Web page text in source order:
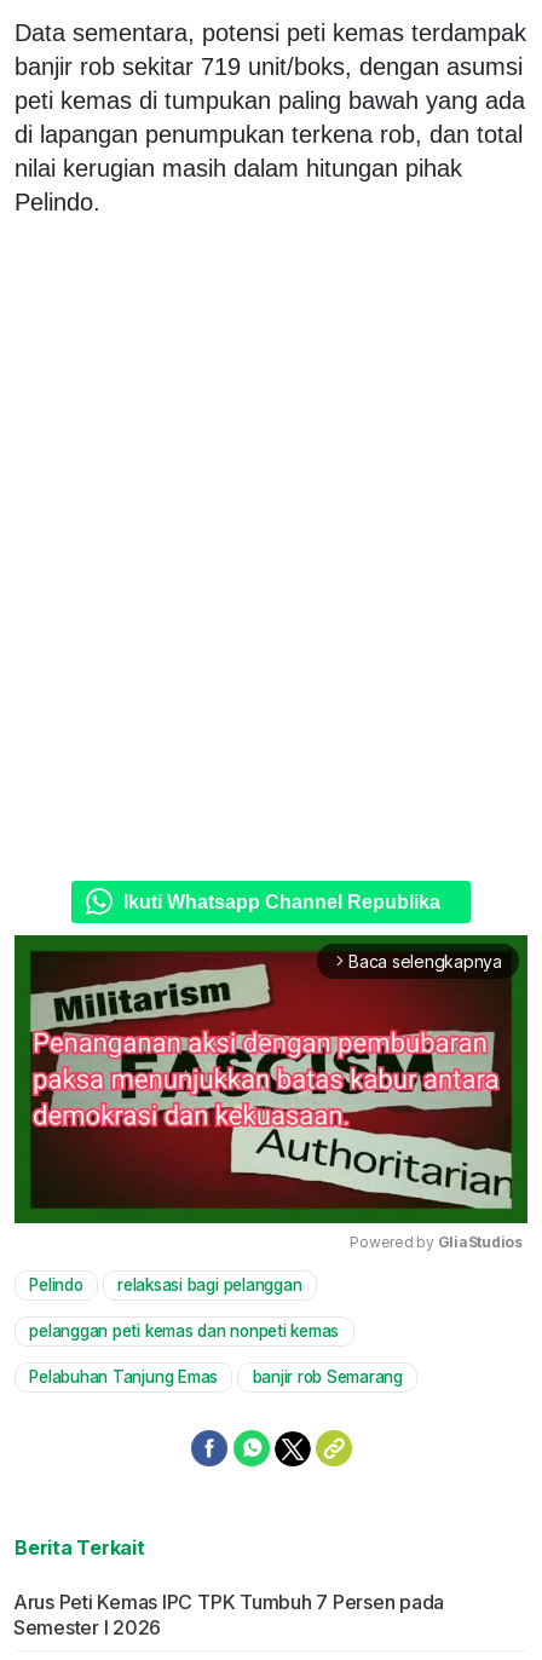
Data sementara, potensi peti kemas terdampak
banjir rob sekitar 719 unit/boks, dengan asumsi
peti kemas di tumpukan paling bawah yang ada
di lapangan penumpukan terkena rob, dan total
nilai kerugian masih dalam hitungan pihak
Pelindo.
Ikuti Whatsapp Channel Republika
arrow_forward_ios Baca selengkapnya
Powered by GliaStudios
Pelindo relaksasi bagi pelanggan
pelanggan peti kemas dan nonpeti kemas
Pelabuhan Tanjung Emas banjir rob Semarang
Berita Terkait
Arus Peti Kemas IPC TPK Tumbuh 7 Persen pada
Semester I 2026